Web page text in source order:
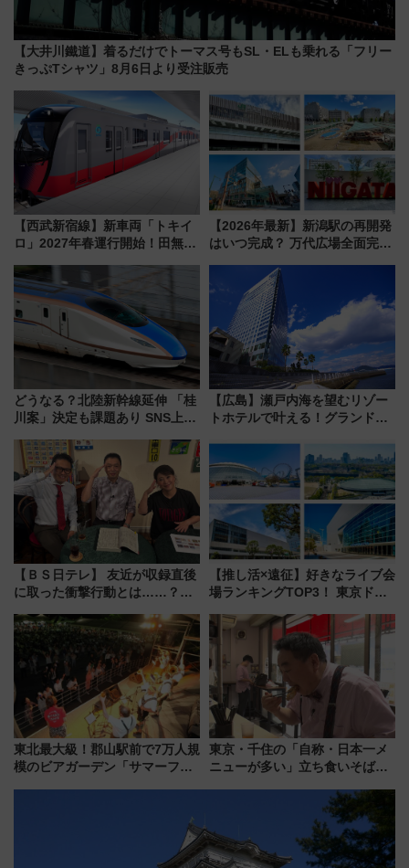
【大井川鐵道】着るだけでトーマス号もSL・ELも乗れる「フリー
きっぷTシャツ」8月6日より受注販売
【西武新宿線】新車両「トキイ
ロ」2027年春運行開始！田無・
「第2弾」も
【2026年最新】新潟駅の再開発
はいつ完成？ 万代広場全面完成
開発、バスタ新潟構想まで徹底
解説！
どうなる？北陸新幹線延伸 「桂
川案」決定も課題あり SNS上の
【広島】瀬戸内海を望むリゾー
トホテルで叶える！グランドプ
ディング＆カジュアルパーティ
ープラン
【ＢＳ日テレ】 友近が収録直後
に取った衝撃行動とは……？
で極上の夏祭り鉄道旅を放送
【推し活×遠征】好きなライブ会
場ランキングTOP3！ 東京ドー
由と交通アクセス術、ライブ会
場に何を求める？
東北最大級！郡山駅前で7万人規
模のビアガーデン「サマーフェ
東京・千住の「自称・日本一メ
ニューが多い」立ち食いそば屋
地のふらっと立ち食いそば』